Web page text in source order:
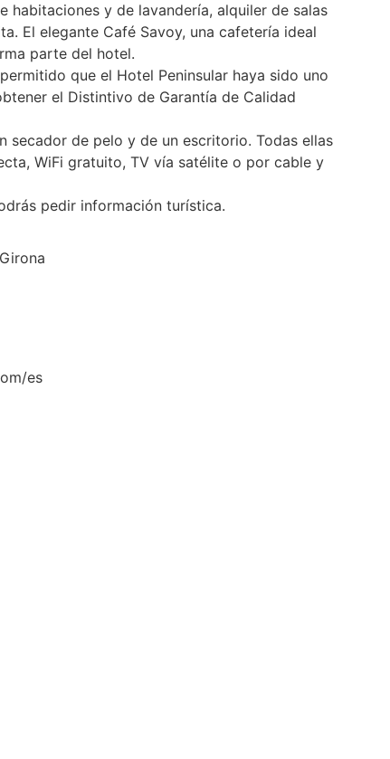
habitaciones y de lavandería, alquiler de salas
El elegante Café Savoy, una cafetería ideal
parte del hotel.
que el Hotel Peninsular haya sido uno
el Distintivo de Garantía de Calidad
secador de pelo y de un escritorio. Todas ellas
WiFi gratuito, TV vía satélite o por cable y
pedir información turística.
es